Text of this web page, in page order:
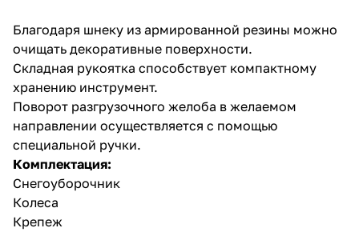
Благодаря шнеку из армированной резины можно
очищать декоративные поверхности.
Складная рукоятка способствует компактному
хранению инструмент.
Поворот разгрузочного желоба в желаемом
направлении осуществляется с помощью
специальной ручки.
Комплектация:
Снегоуборочник
Колеса
Крепеж